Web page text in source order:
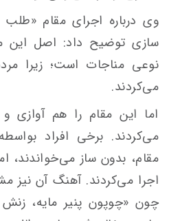
وی درباره اجرای مقام «طلب
سازی توضیح داد: اصل این
نوعی مناجات است؛ زیرا
می‌کردند.
اما این مقام را هم آوازی و
می‌کردند. برخی افراد
مقام، بدون ساز می‌خواندند،
اجرا می‌کردند. آهنگ آن
چون «چوپون پنیر مایه،